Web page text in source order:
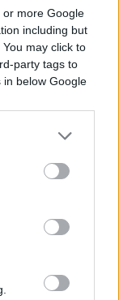
or more Google
including but
may click to
party tags to
in below Google
riconoscibile
di
trovare le sue
dire, mai
di sé.
quando non
non arriva